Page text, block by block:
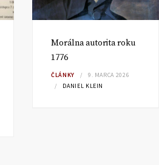
Morálna autorita roku
1776
ČLÁNKY
9. MARCA 2026
DANIEL KLEIN